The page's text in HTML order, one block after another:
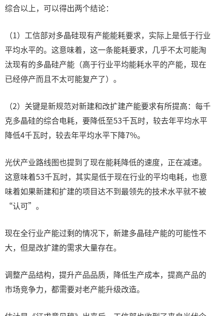
综合以上，可以得出两个结论：
（1）工信部对多晶硅现有产能能耗要求，实际上是低于行业
平均水平的。这意味着，这一条能耗要求，几乎不太可能淘
汰现有的多晶硅产能（高于行业平均能耗水平的产能，现在
已经停产而且不太可能复产了）。
（2）关键是新规范对新建和改扩建产能要求有所提高：每千
克多晶硅的综合电耗，要降低至53千瓦时，较去年平均水平
降低4千瓦时，较去年平均水平下降7%。
光伏产业路线图也提到了现在能耗降低的速度，正在减速。
这意味着53千瓦时，其实是低于现在行业的平均电耗，也意
味着如果新建和扩建的项目达不到最领先的技术水平就不被
“认可”。
现在全行业产能过剩的情况下，新建多晶硅产能的可能性不
大，但是改扩建的需求大量存在。
调整产品结构，提升产品品质，降低生产成本，提高产品的
市场竞争力，都需要对老产能升级改造。